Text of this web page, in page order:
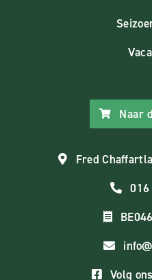
Naar
Fred
016
Volg